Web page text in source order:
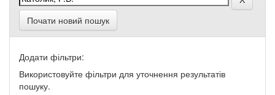
Почати новий пошук
Додати фільтри:
Використовуйте фільтри для уточнення результатів
пошуку.